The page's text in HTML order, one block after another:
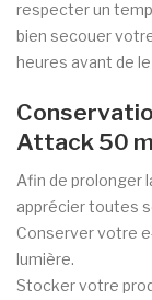
respecter un
bien secouer
heures avant de
Attack 50
Afin de prolonger
apprécier toutes
Conserver votre
lumière.
Stocker votre